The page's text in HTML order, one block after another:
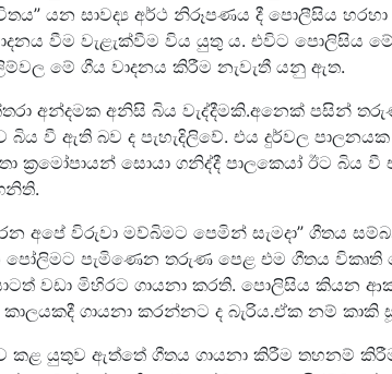
යන සාවද්‍ය අර්ථ නිරූපණය දී පොලීසිය
වීම වැළැක්වීම විය යුතු ය. එවිට පොලිසිය
මේ ගීය වාදනය කිරීම නැවැතී යනු ඇත.
අන්දමක අනිසි බිය වැද්දීමකි.අනෙක් පසින්
වී ඇති බව ද පැහැදිලිවේ. එය දුර්වල
ක්‍රමෝපායන් සොයා ගනිද්දී පාලකෙයා් ඊට බිය
අපේ විරුවා මව්බිමට පෙමින් සැමදා”‍ ගීතය
පැමිණෙන තරුණ පෙළ එම ගීතය
වඩා මිහිරට ගායනා කරති. පොලිසිය කියන
ගායනා කරන්නට ද බැරිය.ඒක නම්
යුතුව ඇත්තේ ගීතය ගායනා කිරීම තහනම්